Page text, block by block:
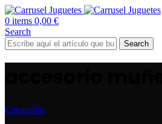
0 items 0,00 €
Search
Search
Categorías